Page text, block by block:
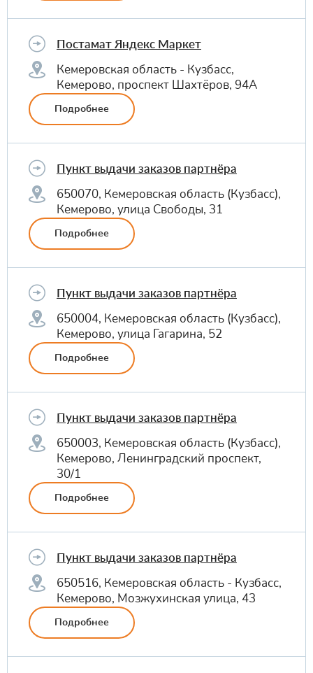
Постамат Яндекс Маркет
Кемеровская область - Кузбасс,
Кемерово, проспект Шахтёров, 94А
Подробнее
Пункт выдачи заказов партнёра
650070, Кемеровская область (Кузбасс),
Кемерово, улица Свободы, 31
Подробнее
Пункт выдачи заказов партнёра
650004, Кемеровская область (Кузбасс),
Кемерово, улица Гагарина, 52
Подробнее
Пункт выдачи заказов партнёра
650003, Кемеровская область (Кузбасс),
Кемерово, Ленинградский проспект,
30/1
Подробнее
Пункт выдачи заказов партнёра
650516, Кемеровская область - Кузбасс,
Кемерово, Мозжухинская улица, 43
Подробнее